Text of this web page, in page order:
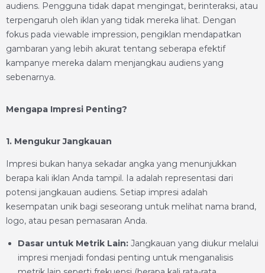
audiens. Pengguna tidak dapat mengingat, berinteraksi, atau
terpengaruh oleh iklan yang tidak mereka lihat. Dengan
fokus pada viewable impression, pengiklan mendapatkan
gambaran yang lebih akurat tentang seberapa efektif
kampanye mereka dalam menjangkau audiens yang
sebenarnya.
Mengapa Impresi Penting?
1. Mengukur Jangkauan
Impresi bukan hanya sekadar angka yang menunjukkan
berapa kali iklan Anda tampil. Ia adalah representasi dari
potensi jangkauan audiens. Setiap impresi adalah
kesempatan unik bagi seseorang untuk melihat nama brand,
logo, atau pesan pemasaran Anda.
Dasar untuk Metrik Lain: Jangkauan yang diukur melalui
impresi menjadi fondasi penting untuk menganalisis